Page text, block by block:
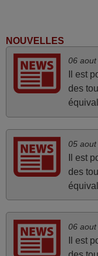
Tout bien.
Super Service
NOUVELLES
06 aout
Il est
des
05 aout
Il est
des
06 aout
Il est